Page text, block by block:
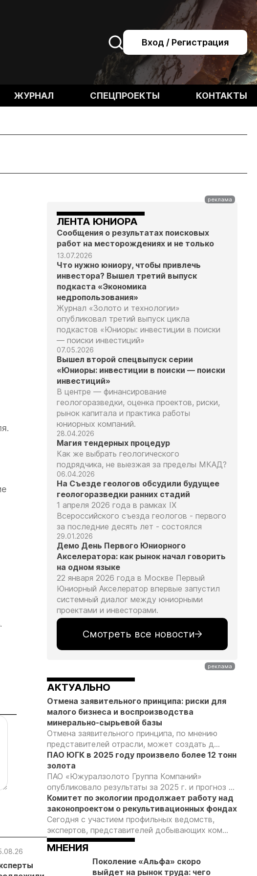
Вход / Регистрация
ЖУРНАЛ СПЕЦПРОЕКТЫ КОНТАКТЫ
05.08.26
Путин обсудил Продажи
Суд взыскал с
ЛЕНТА ЮНИОРА
Сообщения о результатах поисковых
работ на месторождениях и не только
13.07.2026
Что нужно юниору, чтобы привлечь
инвестора? Вышел третий выпуск
подкаста «Экономика
недропользования»
Журнал «Золото и технологии»
опубликовал третий выпуск цикла
подкастов «Юниоры: инвестиции в поиски
— поиски инвестиций»
07.05.2026
Вышел второй спецвыпуск серии
«Юниоры: инвестиции в поиски — поиски
инвестиций»
В центре — финансирование
геологоразведки, оценка проектов, риски,
рынок капитала и практика работы
юниорных компаний.
28.04.2026
Магия тендерных процедур
Как же выбрать геологического
подрядчика, не выезжая за пределы МКАД?
06.04.2026
На Съезде геологов обсудили будущее
геологоразведки ранних стадий
1 апреля 2026 года в рамках IX
Всероссийского съезда геологов - первого
за последние десять лет - состоялся
29.01.2026
Демо День Первого Юниорного
Акселератора: как рынок начал говорить
на одном языке
22 января 2026 года в Москве Первый
Юниорный Акселератор впервые запустил
системный диалог между юниорными
проектами и инвесторами.
Смотреть все новости
АКТУАЛЬНО
Отмена заявительного принципа: риски для
малого бизнеса и воспроизводства
минерально-сырьевой базы
Отмена заявительного принципа, по мнению
представителей отрасли, может создать д...
ПАО ЮГК в 2025 году произвело более 12 тонн
золота
ПАО «Южуралзолото Группа Компаний»
опубликовало результаты за 2025 г. и прогноз ...
Комитет по экологии продолжает работу над
законопроектом о рекультивационных фондах
Сегодня с участием профильных ведомств,
экспертов, представителей добывающих ком...
МНЕНИЯ
Поколение «Альфа» скоро
выйдет на рынок труда: чего